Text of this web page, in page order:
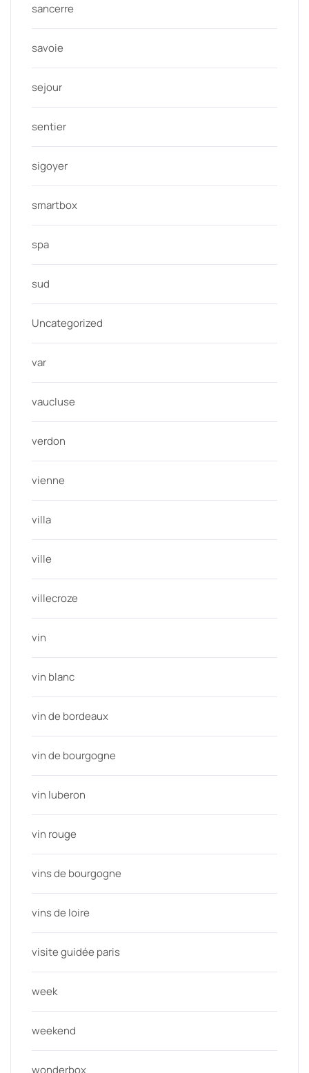
sancerre
savoie
sejour
sentier
sigoyer
smartbox
spa
sud
Uncategorized
var
vaucluse
verdon
vienne
villa
ville
villecroze
vin
vin blanc
vin de bordeaux
vin de bourgogne
vin luberon
vin rouge
vins de bourgogne
vins de loire
visite guidée paris
week
weekend
wonderbox